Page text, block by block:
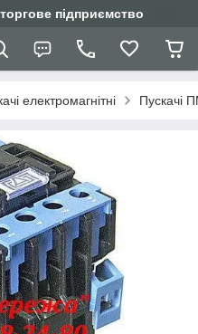
підприємство
електромагнітні Пускачі